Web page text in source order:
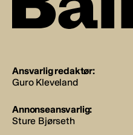
Ansvarlig redaktør:
Guro Kleveland
Annonseansvarlig:
Sture Bjørseth